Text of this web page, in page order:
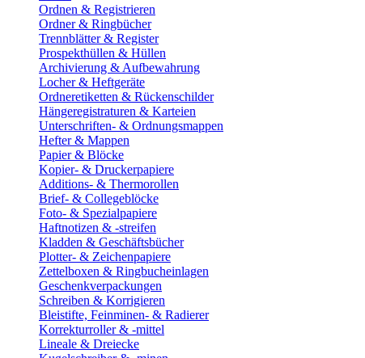
Ordnen & Registrieren
Ordner & Ringbücher
Trennblätter & Register
Prospekthüllen & Hüllen
Archivierung & Aufbewahrung
Locher & Heftgeräte
Ordneretiketten & Rückenschilder
Hängeregistraturen & Karteien
Unterschriften- & Ordnungsmappen
Hefter & Mappen
Papier & Blöcke
Kopier- & Druckerpapiere
Additions- & Thermorollen
Brief- & Collegeblöcke
Foto- & Spezialpapiere
Haftnotizen & -streifen
Kladden & Geschäftsbücher
Plotter- & Zeichenpapiere
Zettelboxen & Ringbucheinlagen
Geschenkverpackungen
Schreiben & Korrigieren
Bleistifte, Feinminen- & Radierer
Korrekturroller & -mittel
Lineale & Dreiecke